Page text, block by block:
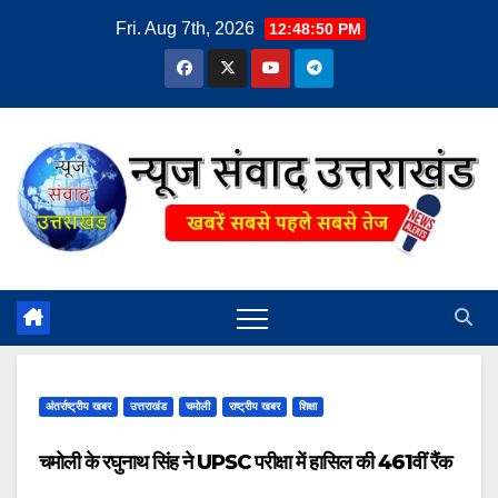
Fri. Aug 7th, 2026 12:48:51 PM
अंतर्राष्ट्रीय खबर उत्तराखंड चमोली राष्ट्रीय खबर शिक्षा
चमोली के रघुनाथ सिंह ने UPSC परीक्षा में हासिल की 461वीं रैंक